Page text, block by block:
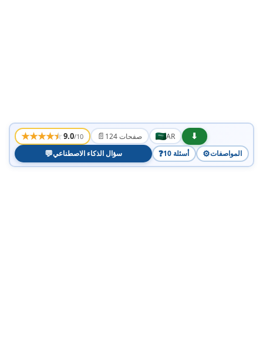
★★★★★9.0/10 📄 124 صفحات AR
⬇
💬سؤال الذكاء الاصطناعي ❓ 10 أسئلة ⚙️المواصفات